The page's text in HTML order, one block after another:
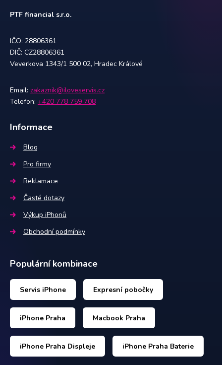
PTF financial s.r.o.
IČO: 28806361
DIČ: CZ28806361
Veverkova 1343/1 500 02, Hradec Králové
Email: zakaznik@iloveservis.cz
Telefon: +420 778 759 708
Informace
Blog
Pro firmy
Reklamace
Časté dotazy
Výkup iPhonů
Obchodní podmínky
Populární kombinace
Servis iPhone Expresní pobočky
iPhone Praha Macbook Praha
iPhone Praha Displeje iPhone Praha Baterie